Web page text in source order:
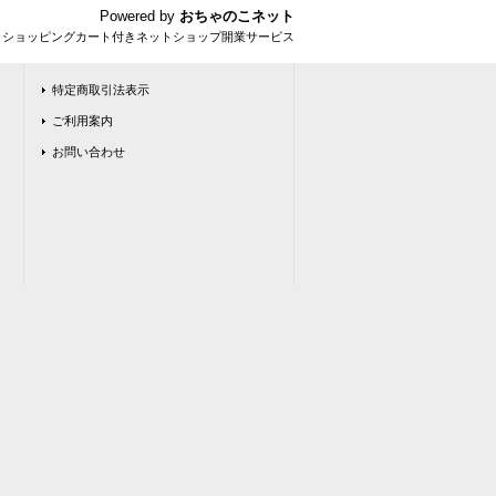
Powered by おちゃのこネット
ョッピングカート付きネットショップ開業サービス
特定商取引法表示
ご利用案内
お問い合わせ